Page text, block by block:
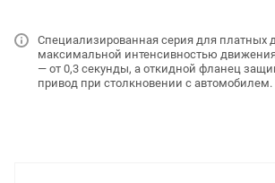
Специализированная серия для платных
максимальной интенсивностью
— от 0,3 секунды, а откидной фланец
привод при столкновении с автомобилем.